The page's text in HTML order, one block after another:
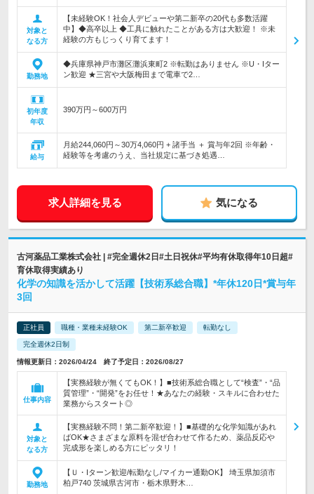
対象と
なる方
【未経験OK！社会人デビューや第二新卒の20代も多数活躍
中】◆高卒以上 ◆工具に触れたことがある方は大歓迎！ ※未
経験の方もじっくり育てます！
勤務地
◆兵庫県神戸市灘区灘浜東町2 ※転勤はありません ※U・Iター
ン歓迎 ★三宮や大阪梅田まで電車で2…
初年度
年収
390万円～600万円
給与
月給244,060円～30万4,060円 + 諸手当 ＋ 賞与年2回 ※年齢・
経験等を考慮のうえ、当社規定に基づき処遇…
求人詳細を見る 気になる
古河薬品工業株式会社 | #完全週休2日#土日祝休#平均有休取得年10日超#
育休取得実績あり
化学の知識を活かして活躍【技術系総合職】*年休120日*賞与年
3回
正社員 職種・業種未経験OK 第二新卒歓迎 転勤なし
完全週休2日制
情報更新日：2026/04/24 終了予定日：2026/08/27
仕事内容
【実務経験が無くてもOK！】■技術系総合職として“検査”・“品
質管理”・“開発”をお任せ！★あなたの経験・スキルに合わせた
業務からスタート◎
対象と
なる方
【実務経験不問！第二新卒歓迎！】■基礎的な化学知識があれ
ばOK★さまざまな原料を混ぜ合わせて作るため、薬品反応や
完成形を楽しめる方にピッタリ！
勤務地
【Ｕ・Iターン歓迎/転勤なし/マイカー通勤OK】 埼玉県加須市
柏戸740 茨城県古河市・栃木県野木…